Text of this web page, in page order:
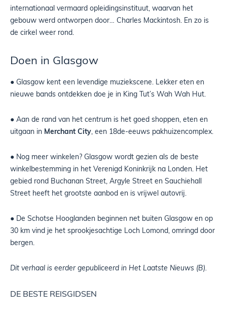
internationaal vermaard opleidingsinstituut, waarvan het
gebouw werd ontworpen door… Charles Mackintosh. En zo is
de cirkel weer rond.
Doen in Glasgow
● Glasgow kent een levendige muziekscene. Lekker eten en
nieuwe bands ontdekken doe je in King Tut’s Wah Wah Hut.
● Aan de rand van het centrum is het goed shoppen, eten en
uitgaan in Merchant City, een 18de-eeuws pakhuizencomplex.
● Nog meer winkelen? Glasgow wordt gezien als de beste
winkelbestemming in het Verenigd Koninkrijk na Londen. Het
gebied rond Buchanan Street, Argyle Street en Sauchiehall
Street heeft het grootste aanbod en is vrijwel autovrij.
● De Schotse Hooglanden beginnen net buiten Glasgow en op
30 km vind je het sprookjesachtige Loch Lomond, omringd door
bergen.
Dit verhaal is eerder gepubliceerd in Het Laatste Nieuws (B).
DE BESTE REISGIDSEN